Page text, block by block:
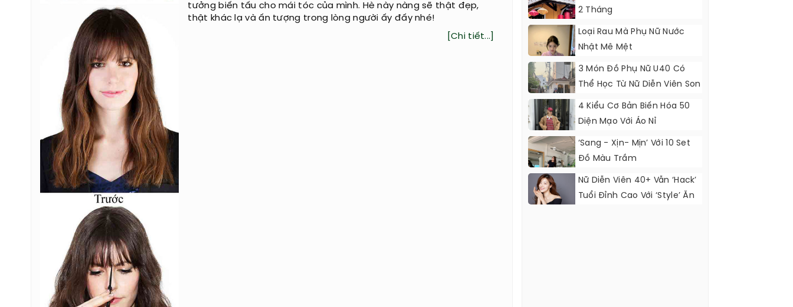
tưởng biến tấu cho mái tóc của mình. Hè này nàng sẽ thật đẹp,
thật khác lạ và ấn tượng trong lòng người ấy đấy nhé!
[Chi tiết...]
2 Tháng
Loại Rau Mà Phụ Nữ Nước
Nhật Mê Mệt
3 Món Đồ Phụ Nữ U40 Có
Thể Học Từ Nữ Diễn Viên Son
Ye Jin
4 Kiểu Cơ Bản Biến Hóa 50
Diện Mạo Với Áo Nỉ
‘Sang - Xịn- Mịn’ Với 10 Set
Đồ Màu Trầm
Nữ Diễn Viên 40+ Vẫn ‘hack’
Tuổi Đỉnh Cao Với ‘style’ Ăn